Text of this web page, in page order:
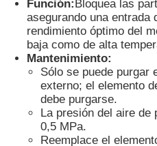
Función:Bloquea las
asegurando una entrada
rendimiento óptimo del
baja como de alta
Mantenimiento:
Sólo se puede purgar
externo; el elemento
debe purgarse.
La presión del aire de
0,5 MPa.
Reemplace el